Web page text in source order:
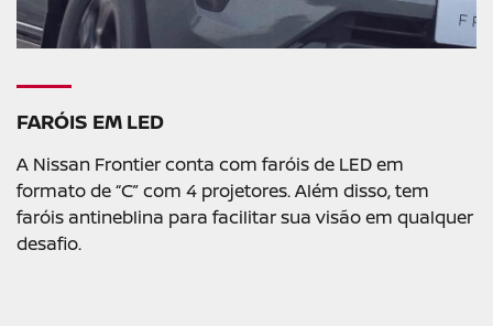
FARÓIS EM LED
A Nissan Frontier conta com faróis de LED em
formato de “C” com 4 projetores. Além disso, tem
faróis antineblina para facilitar sua visão em qualquer
desafio.